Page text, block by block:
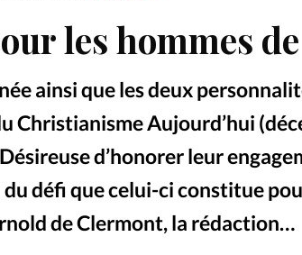
chrétienne
Foi
Opinions
les hommes
ainsi que les deux
Christianisme Aujourd’hui
d’honorer leur
défi que celui-ci constitue
de Clermont, la rédaction…